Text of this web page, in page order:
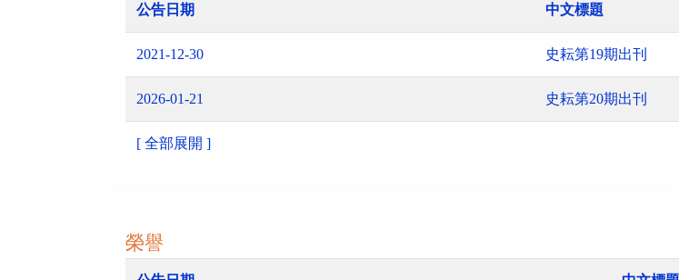
公告日期 中文標題
2021-12-30 史耘第19期出刊
2026-01-21 史耘第20期出刊
[ 全部展開 ]
榮譽